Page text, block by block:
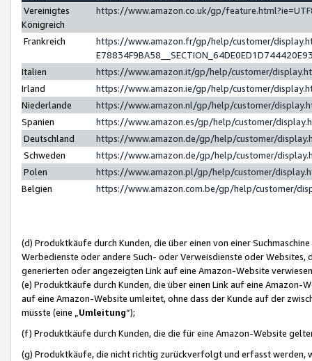
Vereinigtes
Königreich
https://www.amazon.co.uk/gp/
Frankreich
https://www.amazon.fr/gp/help/customer/
Italien
https://www.amazon.it/gp/help/customer/
Irland
https://www.amazon.ie/gp/help/customer/
Niederlande
https://www.amazon.nl/gp/help/customer/
Spanien
https://www.amazon.es/gp/help/customer/
Deutschland
https://www.amazon.de/gp/help/customer/
Schweden
https://www.amazon.de/gp/help/customer/
Polen
https://www.amazon.pl/gp/help/customer/
Belgien
https://www.amazon.com.be/gp/help/customer/
(d) Produktkäufe durch Kunden, die über einen von einer
Werbedienste oder andere Such- oder Verweisdienste oder Websites,
generierten oder angezeigten Link auf eine Amazon-Website
(e) Produktkäufe durch Kunden, die über einen Link auf eine
auf eine Amazon-Website umleitet, ohne dass der Kunde auf der
müsste (eine „ Umleitung“);
(f) Produktkäufe durch Kunden, die die für eine Amazon-Website
(g) Produktkäufe, die nicht richtig zurückverfolgt und erfasst werden,